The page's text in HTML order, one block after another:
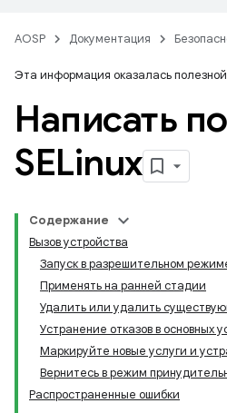
AOSP Документация
Эта информация оказалась
Написать
SELinux
Содержание
Вызов устройства
Запуск в разрешительном
Применять на ранней стадии
Удалить или удалить
Устранение отказов в основных
Маркируйте новые услуги и
Вернитесь в режим
Распространенные ошибки